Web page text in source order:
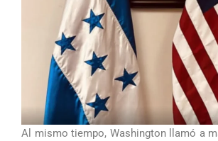
Al mismo tiempo, Washington llamó a